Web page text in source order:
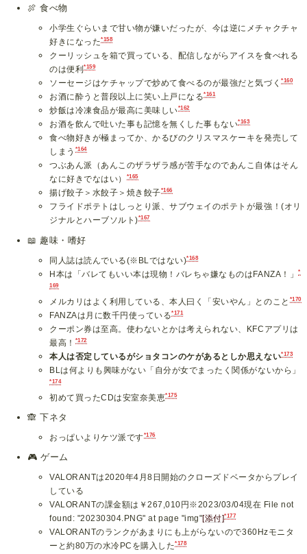
🍖食べ物
小学生ぐらいまで甘い物が嫌いだったが、今は逆にメチャクチャ
好きになった*158
クーリッシュを箱で買っている、配信しながらアイスを食べれる
のは便利*159
ソーセージはケチャップで炒めて食べるのが最強だと気づく*160
お酒に酔うと普段以上に笑い上戸になる*161
炒飯は冷凍食品が最高に美味しい*162
お酒を飲んで吐いた事も記憶を無くした事もない*163
食べ物好きが極まってか、かるびのクリスマスケーキを発売して
しまう *164
つぶあん派（あんこのザラザラ感が苦手なのであんこ自体はそん
なに好きでなはい）
*165
揚げ餃子＞水餃子＞焼き餃子*166
フライドポテトはしっとり派、サブウェイのポテトが最強！(オリ
ジナルとハーブソルト)*167
📖 趣味・嗜好
同人誌は読んでいる(※BLではない)*168
H本は「バレてもいい本は現物！バレちゃ嫌なものはFANZA！」*
169
メルカリはよく利用している、本人曰く「安いやん」とのこと *170
FANZAは月に数千円使っている*171
クーポン券は至高。使わないとかは考えられない、KFCアプリは
最高！ *172
本人は否定しているがショタコンのケがあるとしか思えない*173
BLは何よりも興味がない「自分が女でまったく関係がないから」
*174
初めて買ったCDは安室奈美恵*175
🙈下ネタ
おっぱいよりケツ派です*176
🎮ゲーム
VALORANTは2020年4月8日開始のクローズドベータからプレイ
している
VALORANTの課金額は￥267,010円※2023/03/04現在 File not
found: "20230304.PNG" at page "img"[添付]*177
VALORANTのランクがあまりにも上がらないので360Hzモニタ
ーと約80万の水冷PCを購入した*178